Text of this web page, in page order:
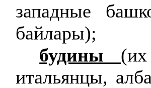
западные
байлары);
будины
итальянцы,